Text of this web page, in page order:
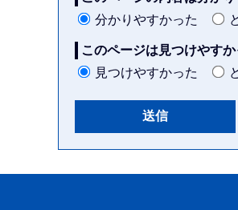
分かりやすかった
このページは見つけやす
見つけやすかった